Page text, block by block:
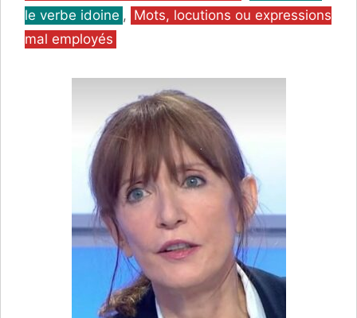
le verbe idoine , Mots, locutions ou expressions
mal employés